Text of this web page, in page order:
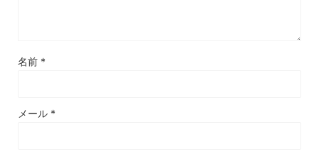
名前 *
メール *